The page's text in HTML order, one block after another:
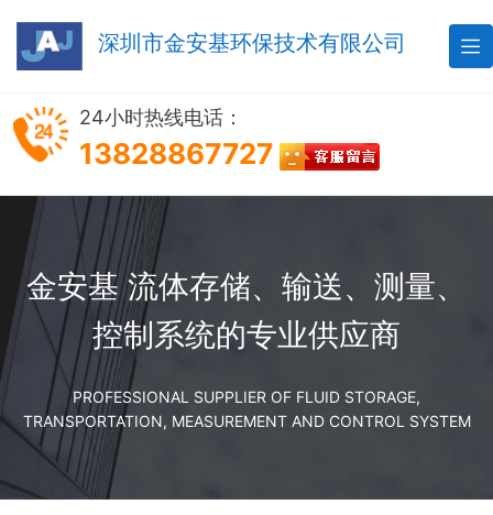
深圳市金安基环保技术有限公司 
24小时热线电话：
13828867727
金安基 流体存储、输送、测量、
控制系统的专业供应商
PROFESSIONAL SUPPLIER OF FLUID STORAGE,
TRANSPORTATION, MEASUREMENT AND CONTROL SYSTEM